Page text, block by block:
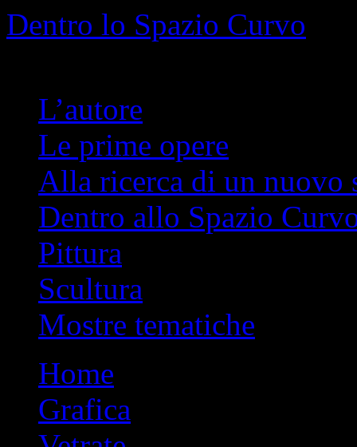
Dentro lo Spazio Curvo
L’autore
Le prime opere
Alla ricerca di un nuovo
Dentro allo Spazio
Pittura
Scultura
Mostre tematiche
contenutoHome
Grafica